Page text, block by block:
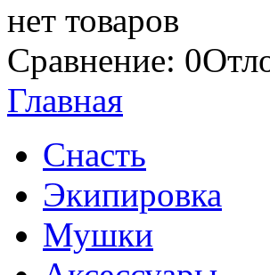
нет товаров
Сравнение: 0
Главная
Снасть
Экипировка
Мушки